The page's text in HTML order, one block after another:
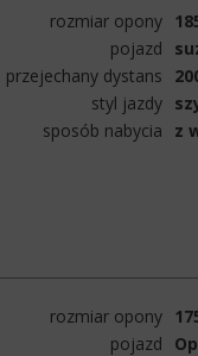
rozmiar opony
pojazd
przejechany dystans
styl jazdy
sposób nabycia
z
rozmiar opony
pojazd